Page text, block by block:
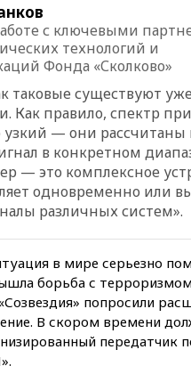
с ключевыми
технологий и
Фонда «Сколково»
таковые существуют
Как правило, спектр
узкий — они рассчитаны
в конкретном
— это комплексное
одновременно или
различных систем».
в мире серьезно
борьба с
попросили
В скором времени
передатчик